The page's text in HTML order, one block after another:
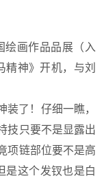
绘画作品品展（入
精神》开机，与刘
装了！仔细一瞧，
技只要不是显露出
项链部位要不是高
是这个发钗也是白